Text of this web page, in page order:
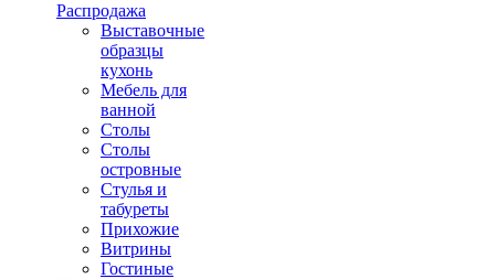
Распродажа
Выставочные
образцы
кухонь
Мебель для
ванной
Столы
Столы
островные
Стулья и
табуреты
Прихожие
Витрины
Гостиные